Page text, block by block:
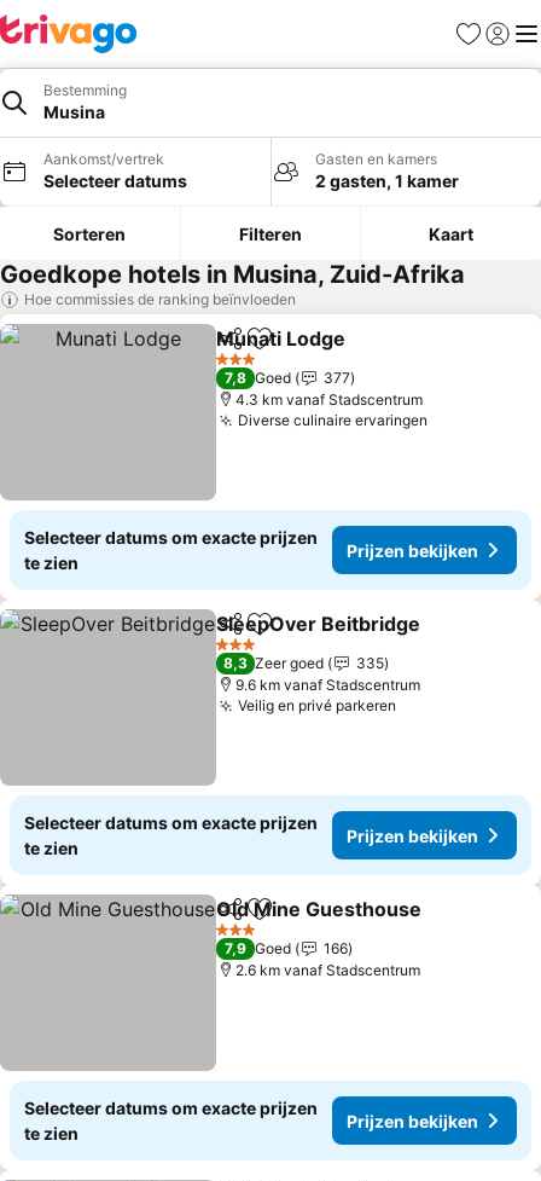
Favorieten
Bestemming
Musina
Aankomst/vertrek
Selecteer datums
Gasten en kamers
2 gasten, 1 kamer
Sorteren Filteren Kaart
Goedkope hotels in Musina, Zuid-Afrika
Hoe commissies de ranking beïnvloeden
DelenToevoegen aan favorieten
Munati Lodge
3 Sterren
7,8 Goed
377
4.3 km vanaf Stadscentrum
Diverse culinaire ervaringen
Selecteer datums om exacte prijzen
te zien
Prijzen bekijken
DelenToevoegen aan favorieten
SleepOver Beitbridge
3 Sterren
8,3 Zeer goed
335
9.6 km vanaf Stadscentrum
Veilig en privé parkeren
Selecteer datums om exacte prijzen
te zien
Prijzen bekijken
DelenToevoegen aan favorieten
Old Mine Guesthouse
3 Sterren
7,9 Goed
166
2.6 km vanaf Stadscentrum
Selecteer datums om exacte prijzen
te zien
Prijzen bekijken